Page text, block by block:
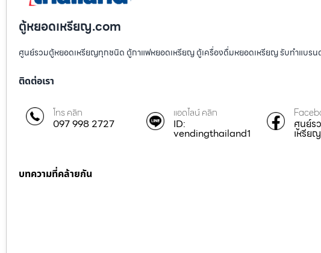
ตู้หยอดเหรียญ.com
ศูนย์รวมตู้หยอดเหรียญทุกชนิด ตู้กาแฟหยอดเหรียญ ตู้เครื่องดื่มหยอดเหรียญ รับทำแบรน
ติดต่อเรา
โทร คลิก
097 998 2727
แอดไลน์ คลิก
ID:
vendingthailand1
ศูนย์ร
เหรียญ
บทความที่คล้ายกัน